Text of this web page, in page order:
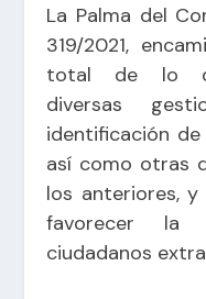
La Palma del
319/2021,
total de lo
diversas
identificación
así como otras
los anteriores,
favorecer la
ciudadanos